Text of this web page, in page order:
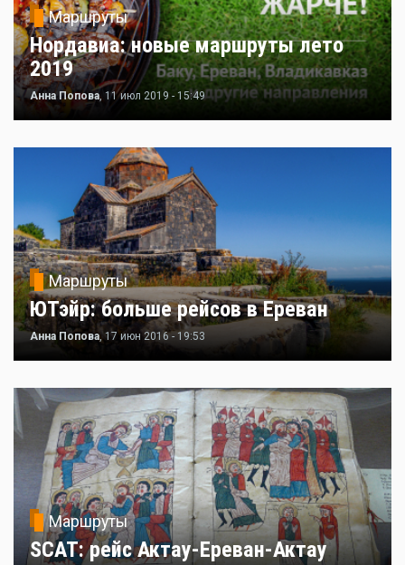
Маршруты
Нордавиа: новые маршруты лето
2019
Анна Попова, 11 июл 2019 - 15:49
Маршруты
ЮТэйр: больше рейсов в Ереван
Анна Попова, 17 июн 2016 - 19:53
Маршруты
SCAT: рейс Актау-Ереван-Актау